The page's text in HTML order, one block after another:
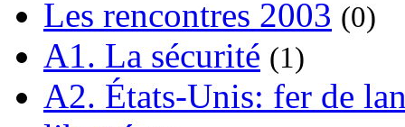
Les rencontres 2003 (0)
A1. La sécurité (1)
A2. États-Unis: fer de